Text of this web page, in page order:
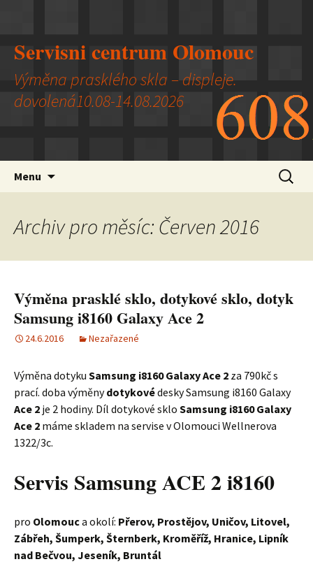
Servisni centrum Olomouc
Výměna prasklého skla – displeje.
dovolená10.08-14.08.2026
Menu
Archiv pro měsíc: Červen 2016
Výměna prasklé sklo, dotykové sklo, dotyk
Samsung i8160 Galaxy Ace 2
24.6.2016 Nezařazené
Výměna dotyku Samsung i8160 Galaxy Ace 2 za 790kč s
prací. doba výměnydotykovédesky Samsung i8160 Galaxy
Ace 2 je 2 hodiny. Díl dotykové sklo Samsung i8160 Galaxy
Ace 2 máme skladem na servise v Olomouci Wellnerova
1322/3c.
Servis Samsung ACE 2 i8160
pro Olomouca okolí: Přerov, Prostějov, Uničov, Litovel,
Zábřeh, Šumperk, Šternberk, Kroměříž, Hranice, Lipník
nad Bečvou, Jeseník, Bruntál